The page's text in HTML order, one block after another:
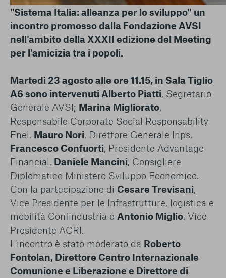
"Sistema Italia: alleanza per lo sviluppo" un
incontro promosso dalla Fondazione AVSI
nell'ambito della XXXII edizione del Meeting
per l'amicizia tra i popoli.
Martedì 23 agosto alle ore 11.15, in Sala Tiglio
A6 sono intervenuti Alberto Piatti, Segretario
Generale AVSI; Marina Migliorato,
Responsabile Corporate Social Responsability
Enel, Mauro Nori, Direttore Generale Inps,
Francesco Confuorti, Presidente Advantage
Financial, Daniele Mancini, Consigliere
Diplomatico Ministero Sviluppo Economico.
Con la partecipazione di Cesare Trevisani,
Vice Presidente per le Infrastrutture, logistica e
mobilità Confindustria e Antonio Miglio, Vice
Presidente ACRI.
L'incontro è stato moderato da Roberto
Fontolan, Direttore Centro Internazionale
Comunione e Liberazione e Direttore di